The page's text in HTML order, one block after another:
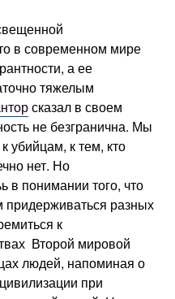
в современном мире
а ее
тяжелым
сказал в своем
не безгранична. Мы
убийцам, к тем, кто
нет. Но
в понимании того, что
разных
к
Второй мировой
людей, напоминая о
при